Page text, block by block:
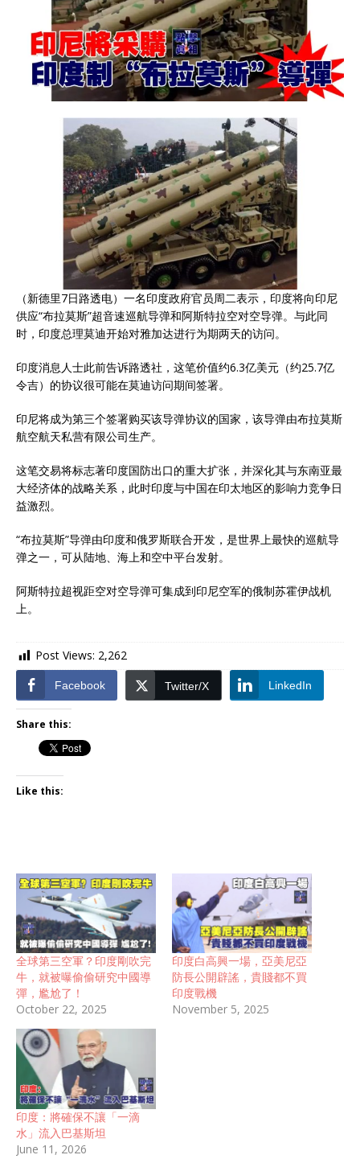
（新德里7日路透电）一名印度政府官员周二表示，印度将向印尼
供应“布拉莫斯”超音速巡航导弹和阿斯特拉空对空导弹。与此同
时，印度总理莫迪开始对雅加达进行为期两天的访问。
印度消息人士此前告诉路透社，这笔价值约6.3亿美元（约25.7亿
令吉）的协议很可能在莫迪访问期间签署。
印尼将成为第三个签署购买该导弹协议的国家，该导弹由布拉莫斯
航空航天私营有限公司生产。
这笔交易将标志著印度国防出口的重大扩张，并深化其与东南亚最
大经济体的战略关系，此时印度与中国在印太地区的影响力竞争日
益激烈。
“布拉莫斯”导弹由印度和俄罗斯联合开发，是世界上最快的巡航导
弹之一，可从陆地、海上和空中平台发射。
阿斯特拉超视距空对空导弹可集成到印尼空军的俄制苏霍伊战机
上。
Post Views: 2,262
Facebook Twitter/X LinkedIn
Share this:
Like this:
全球第三空軍？印度剛吹完
牛，就被曝偷偷研究中國導
彈，尷尬了！
October 22, 2025
印度白高興一場，亞美尼亞
防長公開辟謠，貴賤都不買
印度戰機
November 5, 2025
印度：將確保不讓「一滴
水」流入巴基斯坦
June 11, 2026